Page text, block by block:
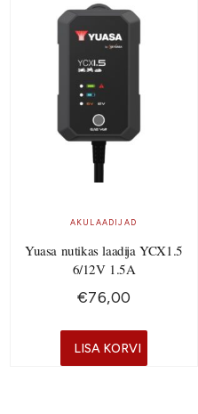
AKULAADIJAD
Yuasa nutikas laadija YCX1.5
6/12V 1.5A
€76,00
LISA KORVI